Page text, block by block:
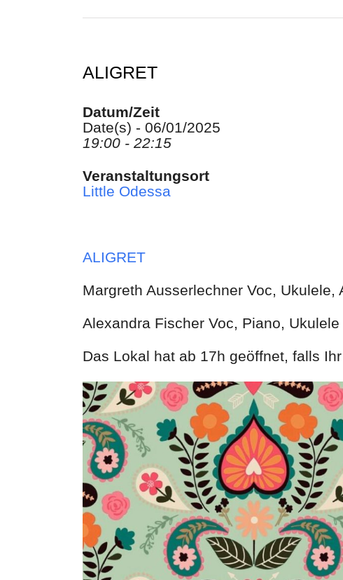
ALIGRET
Datum/Zeit
Date(s) - 06/01/2025
19:00 - 22:15
Veranstaltungsort
Little Odessa
ALIGRET
Margreth Ausserlechner Voc,
Alexandra Fischer Voc, Piano, Ukulele
Das Lokal hat ab 17h geöffnet, falls